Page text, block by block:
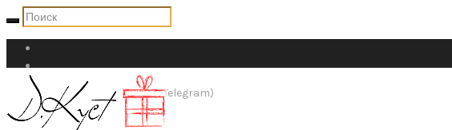
+7 (911) 947-84-27 (WhatsApp Telegram)
shop@dkust.com